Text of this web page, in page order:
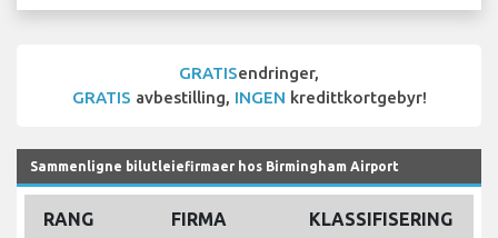
GRATISendringer,
GRATIS avbestilling, INGEN kredittkortgebyr!
Sammenligne bilutleiefirmaer hos Birmingham Airport
RANG FIRMA KLASSIFISERING